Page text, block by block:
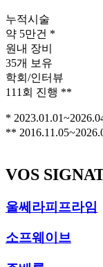
누적시술
약 5만건 *
원내 장비
35개 보유
학회/인터뷰
111회 진행 **
*
**
VOS
울쎄라피프라임
소프웨이브